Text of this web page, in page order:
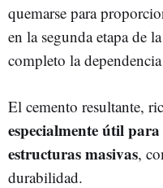
quemarse para
en la segunda etapa de
completo la
El cemento resultante,
especialmente útil
estructuras masivas,
durabilidad.